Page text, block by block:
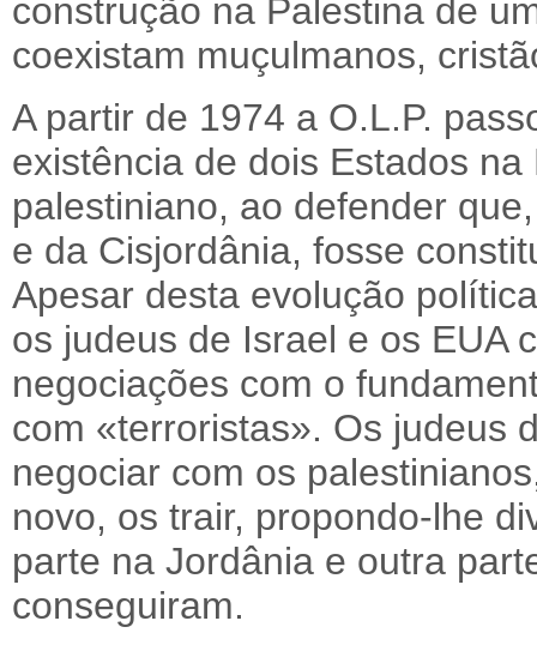
construção na Palestina de
coexistam muçulmanos,
A partir de 1974 a O.L.P.
existência de dois Estados
palestiniano, ao defender
e da Cisjordânia, fosse
Apesar desta evolução
os judeus de Israel e os EUA
negociações com o
com «terroristas». Os judeus
negociar com os
novo, os trair, propondo-lhe
parte na Jordânia e outra
conseguiram.